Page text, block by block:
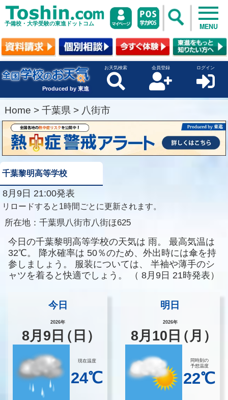
予備校・大学受験の東進ドットコム MENU
Produced by 東進
お天気検索 会員登録 ログイン
Home > 千葉県 > 八街市
千葉黎明高等学校
8月9日 21:00発表
リロードすると1時間ごとに更新されます。
所在地： 千葉県八街市八街ほ625
今日の千葉黎明高等学校の天気は 雨。
最高気温は
32℃。
降水確率は 50％のため、外出時には傘を持
参しましょう。
服装については、
半袖や薄手のシ
ャツを着ると快適でしょう。
（ 8月9日 21時発表）
今日
2026年
8月 9 日（日）
現在温度
24℃
明日
2026年
8月 10 日（月）
同時刻の
予想温度
22℃